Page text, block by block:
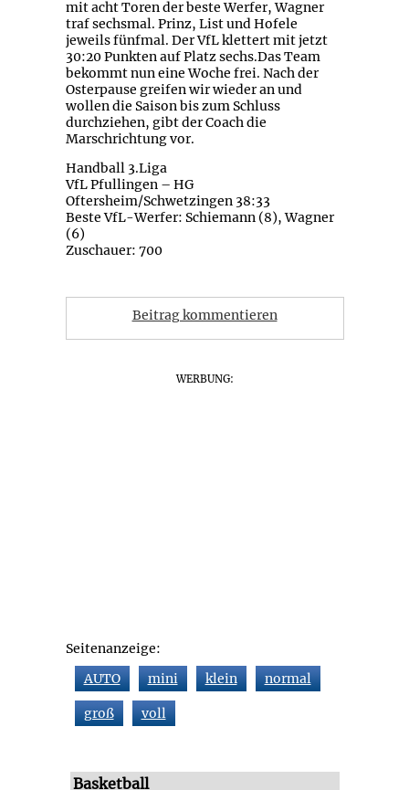
mit acht Toren der beste Werfer, Wagner
traf sechsmal. Prinz, List und Hofele
jeweils fünfmal. Der VfL klettert mit jetzt
30:20 Punkten auf Platz sechs.Das Team
bekommt nun eine Woche frei. Nach der
Osterpause greifen wir wieder an und
wollen die Saison bis zum Schluss
durchziehen, gibt der Coach die
Marschrichtung vor.
Handball 3.Liga
VfL Pfullingen – HG
Oftersheim/Schwetzingen 38:33
Beste VfL-Werfer: Schiemann (8), Wagner
(6)
Zuschauer: 700
Beitrag kommentieren
WERBUNG:
Seitenanzeige:
AUTO
mini klein normal
groß voll
Basketball